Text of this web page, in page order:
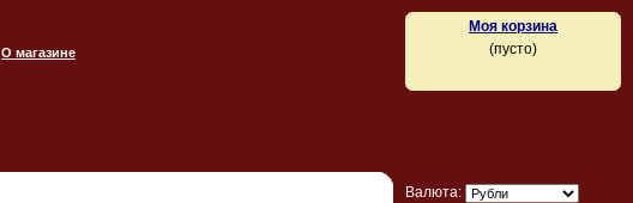
О магазине
Моя корзина
(пусто)
Валюта: